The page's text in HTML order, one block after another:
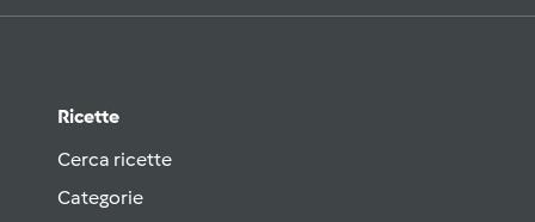
Ricette
Cerca ricette
Categorie